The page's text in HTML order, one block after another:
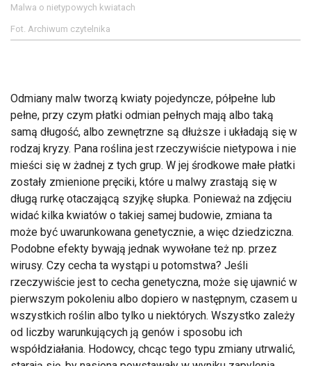
Malwa o nietypowych kwiatach
Fot. Archiwum czytelnika
Odmiany malw tworzą kwiaty pojedyncze, półpełne lub
pełne, przy czym płatki odmian pełnych mają albo taką
samą długość, albo zewnętrzne są dłuższe i układają się w
rodzaj kryzy. Pana roślina jest rzeczywiście nietypowa i nie
mieści się w żadnej z tych grup. W jej środkowe małe płatki
zostały zmienione pręciki, które u malwy zrastają się w
długą rurkę otaczającą szyjkę słupka. Ponieważ na zdjęciu
widać kilka kwiatów o takiej samej budowie, zmiana ta
może być uwarunkowana genetycznie, a więc dziedziczna.
Podobne efekty bywają jednak wywołane też np. przez
wirusy. Czy cecha ta wystąpi u potomstwa? Jeśli
rzeczywiście jest to cecha genetyczna, może się ujawnić w
pierwszym pokoleniu albo dopiero w następnym, czasem u
wszystkich roślin albo tylko u niektórych. Wszystko zależy
od liczby warunkujących ją genów i sposobu ich
współdziałania. Hodowcy, chcąc tego typu zmiany utrwalić,